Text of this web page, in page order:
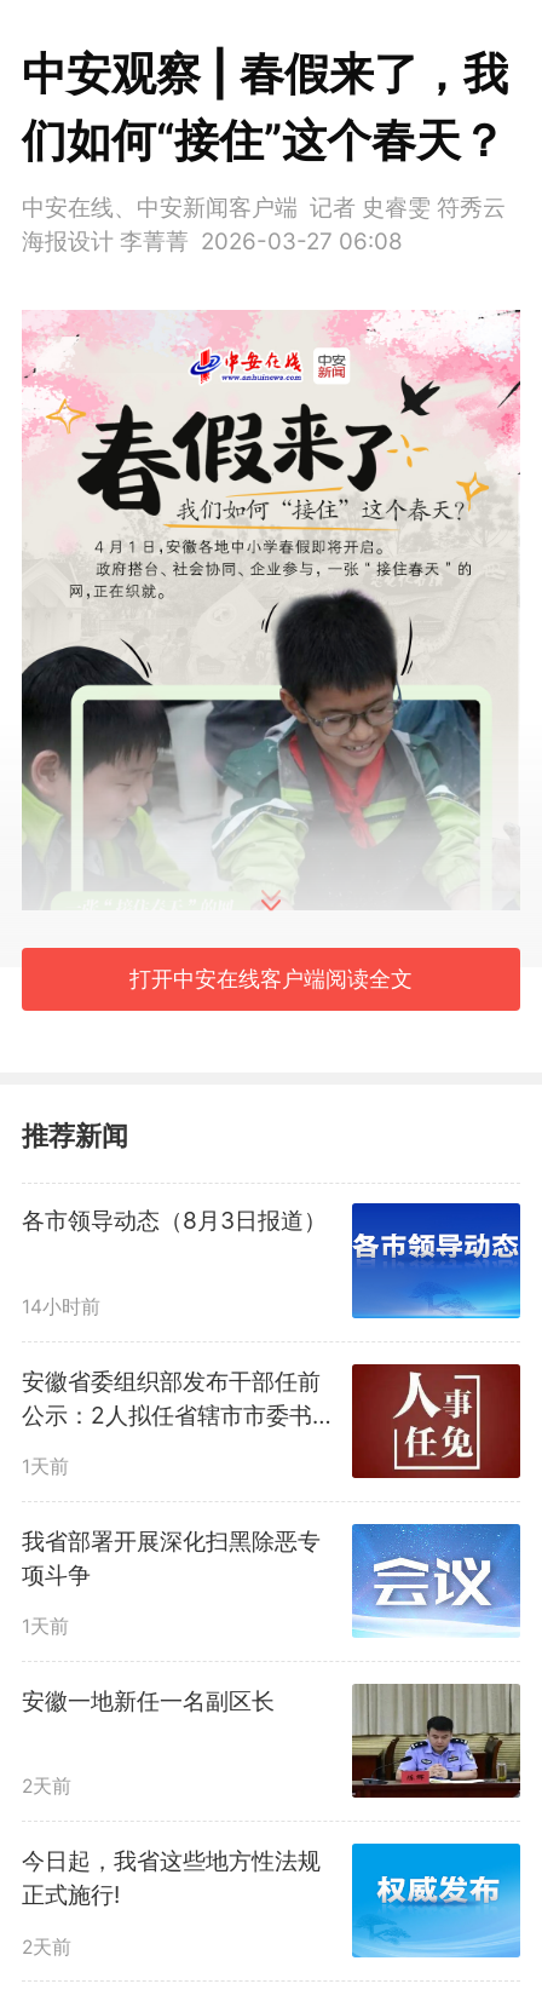
中安观察 | 春假来了，我
们如何“接住”这个春天？
中安在线、中安新闻客户端 记者 史睿雯 符秀云
海报设计 李菁菁 2026-03-27 06:08
中安在线、中安新闻客户端讯
4月1日，安徽各地中小学春假即将
开启。这是安徽在全国率先将“落
实带薪错峰休假制度，设置中小学
春秋假”写入政府工作报告后，迎
来的首个春假。
从合肥推出公益托管，到芜湖
十七部门联动响应，再到宣城发出
倡议鼓励企业错峰休假——这个春
假，正在从政策文件走向千家万
户。政府搭台、社会协同、企业参
与，一张“接住春天”的网，正在织
就。
打开中安在线客户端阅读全文
推荐新闻
各市领导动态（8月3日报道）
14小时前
安徽省委组织部发布干部任前
公示：2人拟任省辖市市委书
记，提名为省辖市市长候选人
1天前
我省部署开展深化扫黑除恶专
项斗争
1天前
安徽一地新任一名副区长
2天前
今日起，我省这些地方性法规
正式施行!
2天前